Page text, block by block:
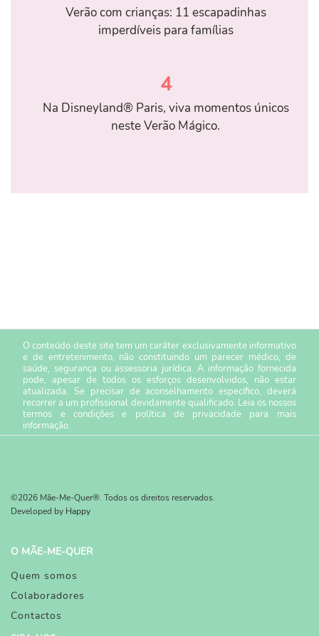
Verão com crianças: 11 escapadinhas
imperdíveis para famílias
4
Na Disneyland® Paris, viva momentos únicos
neste Verão Mágico.
O conteúdo deste site tem um caráter exclusivamente informativo
e de entretenimento, não constituindo um parecer médico, de
saúde, segurança ou assessoria jurídica. A informação fornecida
pode, apesar de todos os esforços desenvolvidos, não estar
atualizada. Se precisar de aconselhamento específico, deverá
recorrer a um profissional devidamente qualificado. Leia os nossos
termos e condiçõese política de privacidade para mais
informação.
©2026 Mãe-Me-Quer®. Todos os direitos reservados.
Developed by Happy
O MÃE-ME-QUER
Quem somos
Colaboradores
Contactos